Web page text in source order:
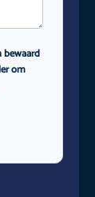
bewaard
om